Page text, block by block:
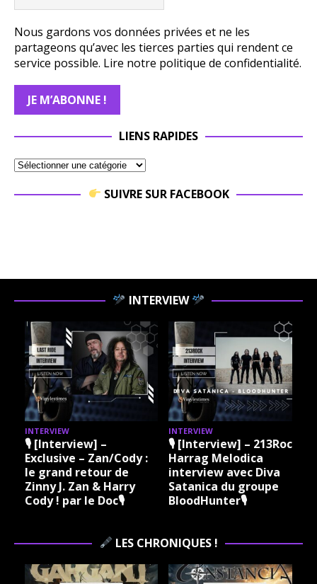
Nous gardons vos données privées et ne les
partageons qu’avec les tierces parties qui rendent ce
service possible. Lire notre politique de confidentialité.
LIENS RAPIDES
SUIVRE SUR FACEBOOK
INTERVIEW
INTERVIEW
🎙 [Interview] –
Exclusive – Zan/Cody :
le grand retour de
Zinny J. Zan & Harry
Cody ! par le Doc🎙
INTERVIEW
🎙 [Interview] – 213Rock
Harrag Melodica
interview avec Diva
Satanica du groupe
BloodHunter🎙
LES CHRONIQUES !